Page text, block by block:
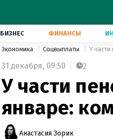
БИЗНЕС ФИНАНСЫ
Экономика Соцвыплаты У
31 декабря, 09:50 2
У части
январе:
Анастасия Зорик